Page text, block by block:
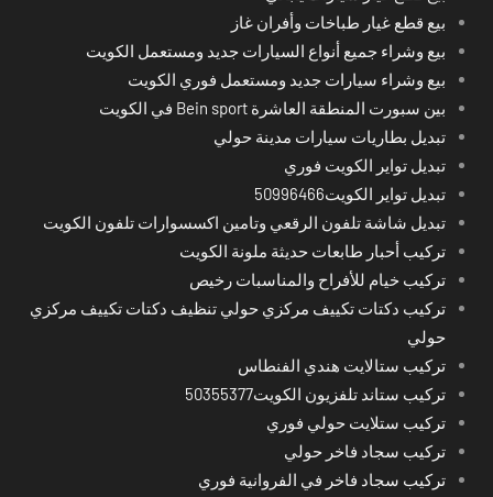
بيع قطع غيار طباخات وأفران غاز
بيع وشراء جميع أنواع السيارات جديد ومستعمل الكويت
بيع وشراء سيارات جديد ومستعمل فوري الكويت
بين سبورت المنطقة العاشرة Bein sport في الكويت
تبديل بطاريات سيارات مدينة حولي
تبديل تواير الكويت فوري
تبديل تواير الكويت50996466
تبديل شاشة تلفون الرقعي وتامين اكسسوارات تلفون الكويت
تركيب أحبار طابعات حديثة ملونة الكويت
تركيب خيام للأفراح والمناسبات رخيص
تركيب دكتات تكييف مركزي حولي تنظيف دكتات تكييف مركزي
حولي
تركيب ستالايت هندي الفنطاس
تركيب ستاند تلفزيون الكويت50355377
تركيب ستلايت حولي فوري
تركيب سجاد فاخر حولي
تركيب سجاد فاخر في الفروانية فوري